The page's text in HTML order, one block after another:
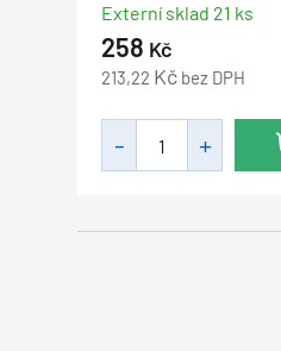
Externí sklad 21 ks
258 Kč
213,22 Kč bez DPH